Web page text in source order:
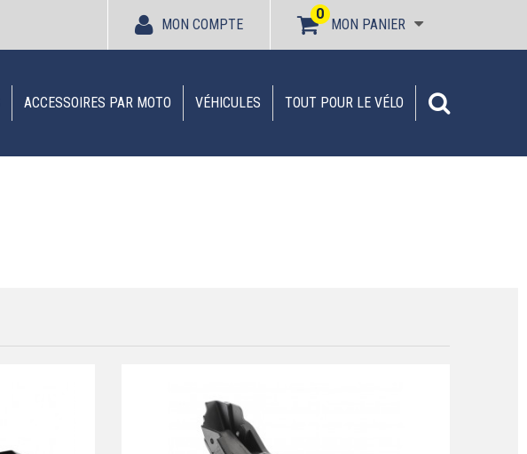
MON PANIER
0
MON COMPTE
ACCESSOIRES PAR MOTO VÉHICULES TOUT POUR LE VÉLO